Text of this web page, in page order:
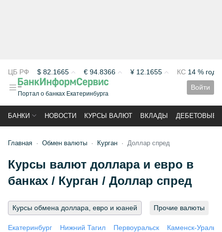
Портал о банках Екатеринбурга
ЦБ РФ $ 82.1665 € 94.8366 ¥ 12.1655 КС 14 % год
Войти
БАНКИ НОВОСТИ КУРСЫ ВАЛЮТ ВКЛАДЫ ДЕБЕТОВЫЕ
Главная Обмен валюты Курган Доллар спред
Курсы валют доллара и евро в
банках / Курган / Доллар спред
Курсы обмена доллара, евро и юаней Прочие валюты
Екатеринбург Нижний Тагил Первоуральск Каменск-